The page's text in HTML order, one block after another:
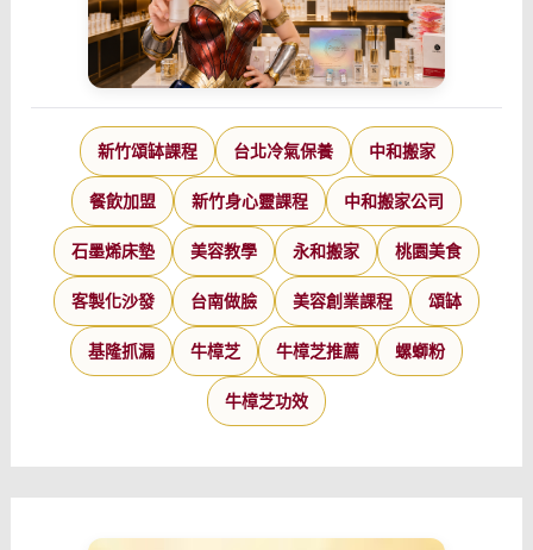
新竹頌缽課程 台北冷氣保養 中和搬家
餐飲加盟 新竹身心靈課程 中和搬家公司
石墨烯床墊 美容教學 永和搬家 桃園美食
客製化沙發 台南做臉 美容創業課程 頌缽
基隆抓漏 牛樟芝 牛樟芝推薦 螺螄粉
牛樟芝功效